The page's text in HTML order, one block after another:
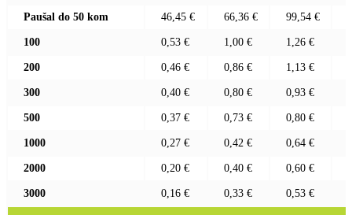
Paušal do 50 kom 46,45 € 66,36 € 99,54 €
100 0,53 € 1,00 € 1,26 €
200 0,46 € 0,86 € 1,13 €
300 0,40 € 0,80 € 0,93 €
500 0,37 € 0,73 € 0,80 €
1000 0,27 € 0,42 € 0,64 €
2000 0,20 € 0,40 € 0,60 €
3000 0,16 € 0,33 € 0,53 €